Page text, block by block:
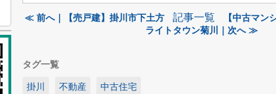
≪ 前へ｜【売戸建】掛川市下土方 記事一覧
【中古マ
ライトタウン菊川｜次へ ≫
タグ一覧
掛川 不動産 中古住宅